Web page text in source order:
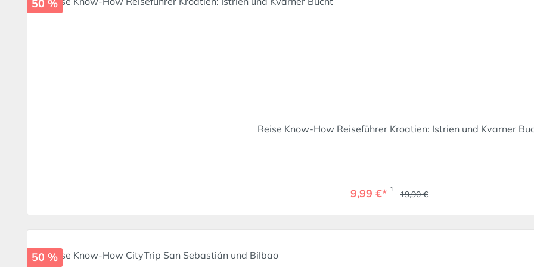
50 %
Reise Know-How Reiseführer Kroatien: Istrien und Kvarner
9,99 €* 1 19,90 €
50 %